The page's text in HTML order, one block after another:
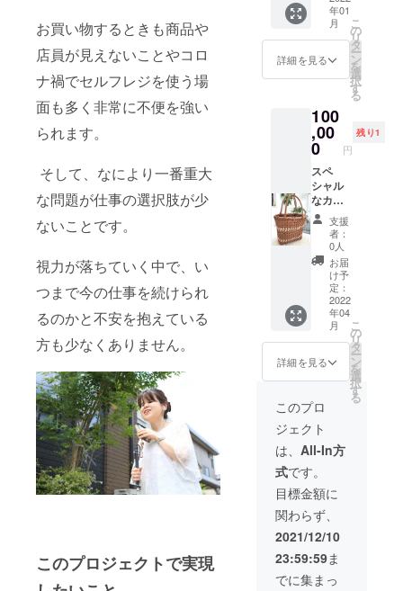
お買い物するときも商品や
店員が見えないことやコロ
ナ禍でセルフレジを使う場
面も多く非常に不便を強い
られます。
そして、なにより一番重大
な問題が仕事の選択肢が少
ないことです。
視力が落ちていく中で、い
つまで今の仕事を続けられ
るのかと不安を抱えている
方も少なくありません。
このプロジェクトで実現
もしかし
着飾ること
があるので
はないかと
いうことで
その答え
は、ネイル
をした視覚
障がいをお
持ちの方々
の、心から
喜ぶ姿を見
て、声を聞
いて、確信
に変わりま
した。
■美容は人と
人とをつな
ぐもの
視覚障がい
をお持ちの
方は、自分
で見ること
す。
や使う
バンド
によっ
ても違
デザイ
ンとし
てライ
ンのよ
うな柄
が入る
場合が
ござい
ます。
※制作に
お時間
を頂く
ため、
発送は
2022年
2月下旬
を予定
してお
発送は
内に限
定させ
ていた
だきま
す。 ※
お写真
はイ
メージ
発送は
ハート
ます。
「日本
で視覚
障がい
当たり
前にし
た
い！」
と奮闘
する白
杖ガー
ル達が
お届け
する旬
な
ニュー
スコー
ナーで
す。 世
界中の
全ての
人が仕
に選べ
る社会
を目指
して発
信して
いま
す。
パーソ
ナリ
ティ
は、全
盲の大
学生や
加いた
だけま
す！ ご
希望が
あれば
一緒に
や、最
寄り駅
から会
場まで
の間で
視覚障
がい者
の誘導
もご体
験いた
だけま
す。 ※
当日は
JBB代
表の佐
藤もサ
ポート
で同行
いたし
ます。
※材料
費、受
講料は
支援額
に含み
ます。
※作品の
お色は
事前相
談させ
ていた
だき、
一日で
年01
月
詳細を見る
こ
の
リ
タ
ー
ン
を
選
択
す
る
100
,00
0 円
残り1
スペ
シャル
なカゴ
バッ
グ！ 白
杖ガー
ルが貴
方のた
めだけ
に完全
オー
ダーメ
イドで
限定1名
様に心
を込め
てお作
りいた
しま
す。 白
杖ガー
ル初の
超大作
になる
かも？
まだま
だ練習
中で多
少の歪
支援
者：
0人
お届
け予
定：
2022
年04
月
詳細を見る
こ
の
リ
タ
ー
ン
を
選
択
す
る
このプロ
ジェクト
は、 All-In方
式です。
目標金額に
関わらず、
2021/12/10
23:59:59ま
でに集まっ